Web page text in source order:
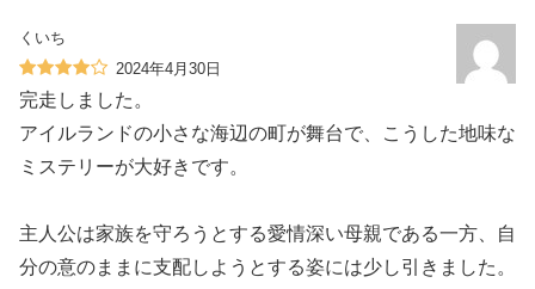
くいち
2024年4月30日
完走しました。
アイルランドの小さな海辺の町が舞台で、こうした地味な
ミステリーが大好きです。
主人公は家族を守ろうとする愛情深い母親である一方、自
分の意のままに支配しようとする姿には少し引きました。